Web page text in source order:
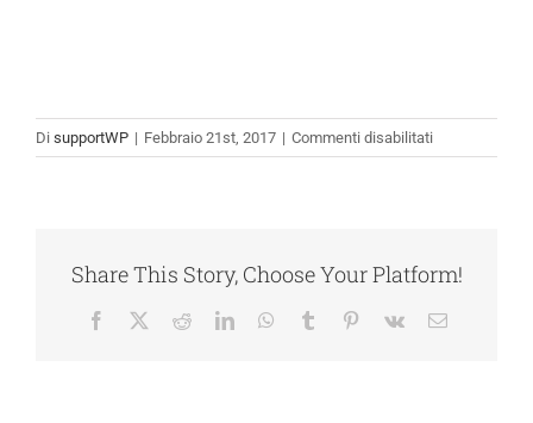
Di supportWP | Febbraio 21st, 2017 | Commenti disabilitatisu
team1
Share This Story, Choose Your Platform!
Facebook RedditLinkedInWhatsApp
Tumblr Pinterest
Vk Email